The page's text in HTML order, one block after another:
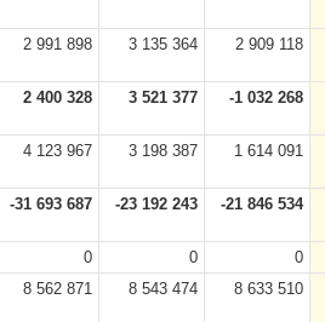
2 991 898 3 135 364 2 909 118
2 400 328 3 521 377 -1 032 268
4 123 967 3 198 387 1 614 091
-31 693 687 -23 192 243 -21 846 534
0 0 0
8 562 871 8 543 474 8 633 510